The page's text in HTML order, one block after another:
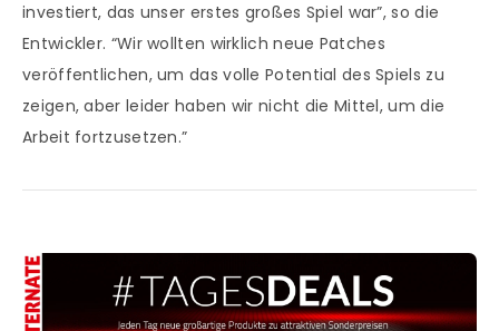
investiert, das unser erstes großes Spiel war”, so die
Entwickler. “Wir wollten wirklich neue Patches
veröffentlichen, um das volle Potential des Spiels zu
zeigen, aber leider haben wir nicht die Mittel, um die
Arbeit fortzusetzen.”